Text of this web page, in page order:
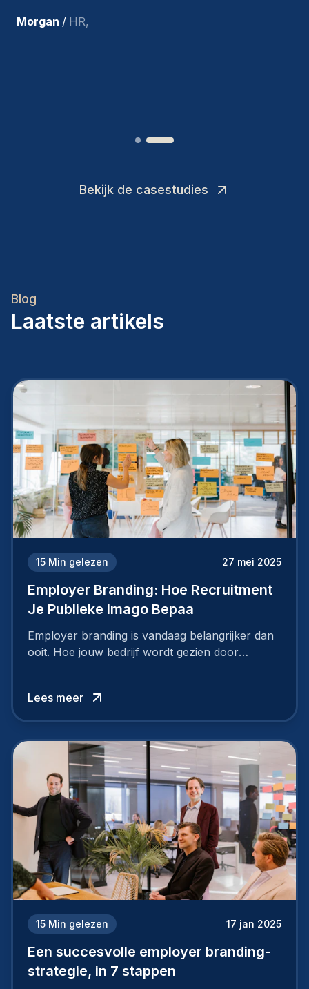
tevreden met de recente
Bekijk de casestudies
Blog
Laatste artikels
15 Min gelezen 27 mei 2025
Employer Branding: Hoe Recruitment
Je Publieke Imago Bepaa
Employer branding is vandaag belangrijker dan
ooit. Hoe jouw bedrijf wordt gezien door
Lees meer
15 Min gelezen 17 jan 2025
Een succesvolle employer branding-
strategie, in 7 stappen